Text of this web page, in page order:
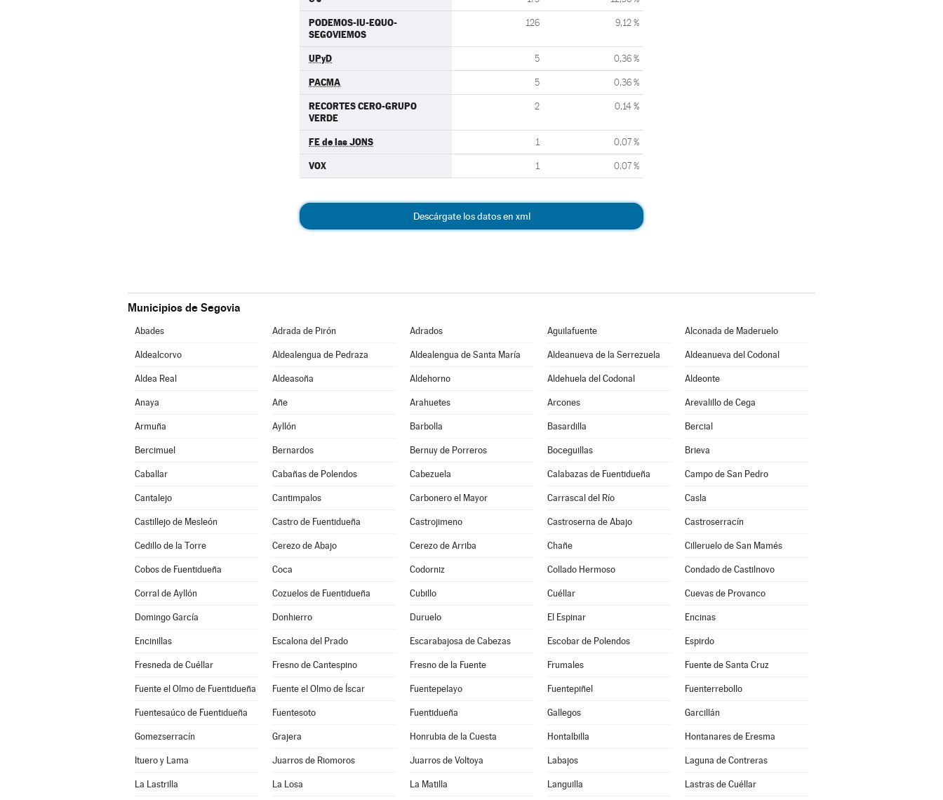
PODEMOS-IU-EQUO-
SEGOVIEMOS
126 9,12 %
UPyD 5 0,36 %
PACMA 5 0,36 %
RECORTES CERO-GRUPO
VERDE
2 0,14 %
FE de las JONS 1 0,07 %
VOX 1 0,07 %
Descárgate los datos en xml
Municipios de Segovia
Abades Adrada de Pirón Adrados Aguilafuente Alconada de Maderuelo
Aldealcorvo Aldealengua de Pedraza Aldealengua de Santa María Aldeanueva de la Serrezuela Aldeanueva del Codonal
Aldea Real Aldeasoña Aldehorno Aldehuela del Codonal Aldeonte
Anaya Añe Arahuetes Arcones Arevalillo de Cega
Armuña Ayllón Barbolla Basardilla Bercial
Bercimuel Bernardos Bernuy de Porreros Boceguillas Brieva
Caballar Cabañas de Polendos Cabezuela Calabazas de Fuentidueña Campo de San Pedro
Cantalejo Cantimpalos Carbonero el Mayor Carrascal del Río Casla
Castillejo de Mesleón Castro de Fuentidueña Castrojimeno Castroserna de Abajo Castroserracín
Cedillo de la Torre Cerezo de Abajo Cerezo de Arriba Chañe Cilleruelo de San Mamés
Cobos de Fuentidueña Coca Codorniz Collado Hermoso Condado de Castilnovo
Corral de Ayllón Cozuelos de Fuentidueña Cubillo Cuéllar Cuevas de Provanco
Domingo García Donhierro Duruelo El Espinar Encinas
Encinillas Escalona del Prado Escarabajosa de Cabezas Escobar de Polendos Espirdo
Fresneda de Cuéllar Fresno de Cantespino Fresno de la Fuente Frumales Fuente de Santa Cruz
Fuente el Olmo de Fuentidueña Fuente el Olmo de Íscar Fuentepelayo Fuentepiñel Fuenterrebollo
Fuentesaúco de Fuentidueña Fuentesoto Fuentidueña Gallegos Garcillán
Gomezserracín Grajera Honrubia de la Cuesta Hontalbilla Hontanares de Eresma
Ituero y Lama Juarros de Riomoros Juarros de Voltoya Labajos Laguna de Contreras
La Lastrilla La Losa La Matilla Languilla Lastras de Cuéllar